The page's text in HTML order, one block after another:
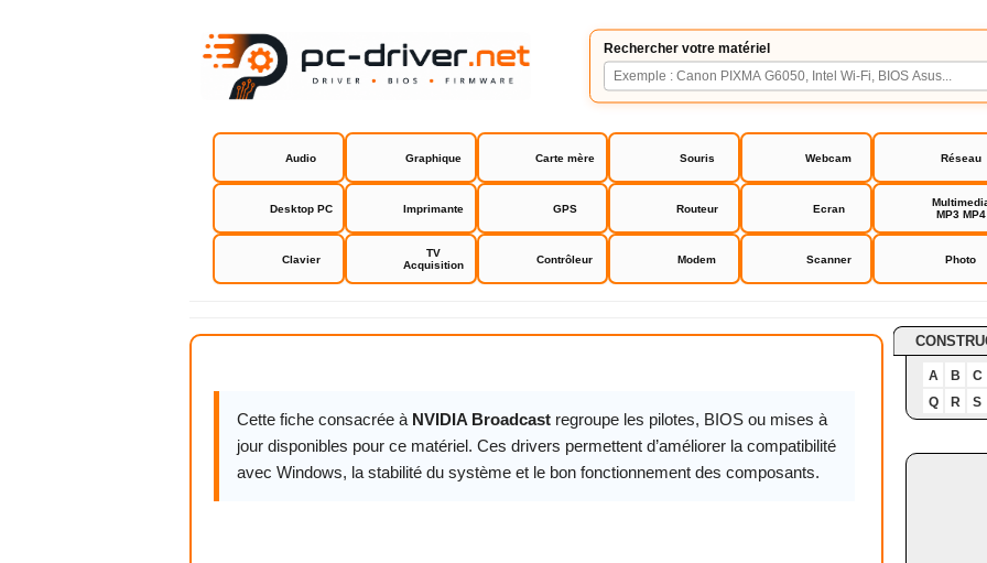
Rechercher votre matériel
Audio Graphique Carte mère Souris Webcam Réseau
Desktop PC Imprimante GPS Routeur Ecran
MP3 MP4
Clavier
TV
Acquisition
Contrôleur Modem Scanner Photo
NVIDIA Broadcast
Cette fiche consacrée à NVIDIA Broadcast regroupe les pilotes, BIOS ou mises à
jour disponibles pour ce matériel. Ces drivers permettent d’améliorer la compatibilité
avec Windows, la stabilité du système et le bon fonctionnement des composants.
A B
C
Q
R S